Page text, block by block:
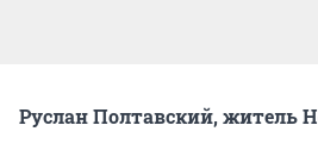
Руслан Полтавский, житель